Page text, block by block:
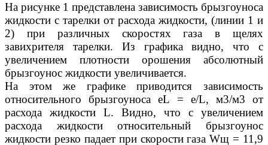
На рисунке 1 представлена зависимость брызгоуноса
жидкости с тарелки от расхода жидкости, (линии 1 и
2) при различных скоростях газа в щелях
завихрителя тарелки. Из графика видно, что с
увеличением плотности орошения абсолютный
брызгоунос жидкости увеличивается.
На этом же графике приводится зависимость
относительного брызгоуноса еL = e/L, м3/м3 от
расхода жидкости L. Видно, что с увеличением
расхода жидкости относительный брызгоунос
жидкости резко падает при скорости газа Wщ = 11,9